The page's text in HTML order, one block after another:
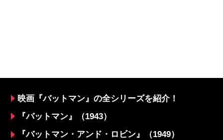
映画『バットマン』の全シリーズを紹介！
『バットマン』（1943）
『バットマン・アンド・ロビン』（1949）